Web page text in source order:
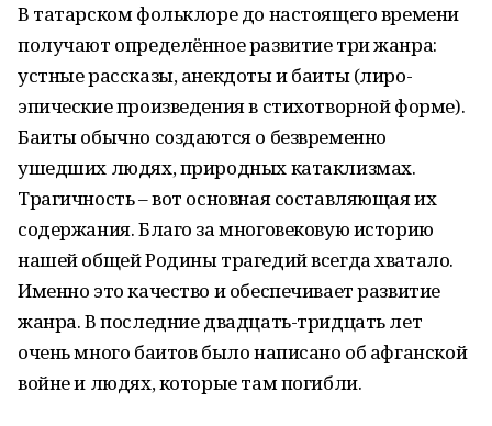
В татарском фольклоре до настоящего времени
получают определённое развитие три жанра:
устные рассказы, анекдоты и баиты (лиро-
эпические произведения в стихотворной форме).
Баиты обычно создаются о безвременно
ушедших людях, природных катаклизмах.
Трагичность – вот основная составляющая их
содержания. Благо за многовековую историю
нашей общей Родины трагедий всегда хватало.
Именно это качество и обеспечивает развитие
жанра. В последние двадцать-тридцать лет
очень много баитов было написано об афганской
войне и людях, которые там погибли.